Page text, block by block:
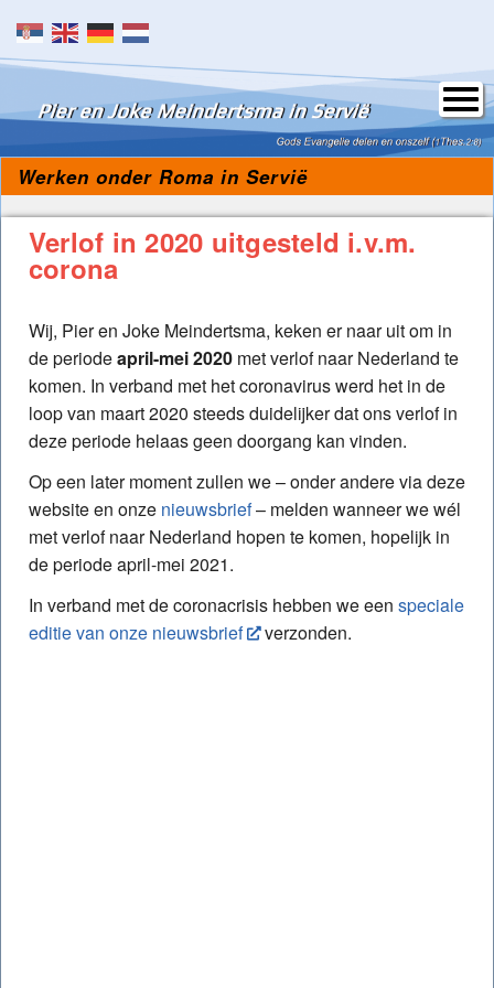
Skip to content
Verlof in 2020 uitgesteld i.v.m.
corona
Wij, Pier en Joke Meindertsma, keken er naar uit om in
de periodeapril-mei 2020 met verlof naar Nederland te
komen. In verband met het coronavirus werd het in de
loop van maart 2020 steeds duidelijker dat ons verlof in
deze periode helaas geen doorgang kan vinden.
Op een later moment zullen we – onder andere via deze
website en onze nieuwsbrief– melden wanneer we wél
met verlof naar Nederland hopen te komen, hopelijk in
de periode april-mei 2021.
In verband met de coronacrisis hebben we een speciale
editie van onze nieuwsbrief
verzonden.
Werken onder Roma in Servië